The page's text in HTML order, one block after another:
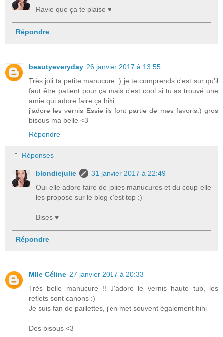
Ravie que ça te plaise ♥
Répondre
beautyeveryday 26 janvier 2017 à 13:55
Très joli ta petite manucure :) je te comprends c'est sur qu'il
faut être patient pour ça mais c'est cool si tu as trouvé une
amie qui adore faire ça hihi
j'adore les vernis Essie ils font partie de mes favoris:) gros
bisous ma belle <3
Répondre
Réponses
blondiejulie
31 janvier 2017 à 22:49
Oui elle adore faire de jolies manucures et du coup elle
les propose sur le blog c'est top :)
Bises ♥
Répondre
Mlle Céline 27 janvier 2017 à 20:33
Très belle manucure !! J'adore le vernis haute tub, les
reflets sont canons :)
Je suis fan de paillettes, j'en met souvent également hihi
Des bisous <3